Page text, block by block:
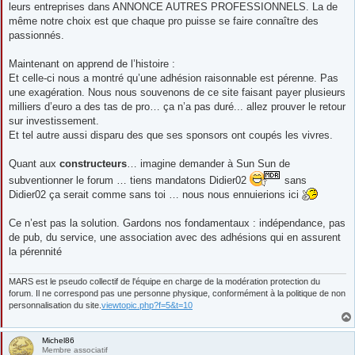
leurs entreprises dans ANNONCE AUTRES PROFESSIONNELS. La de
même notre choix est que chaque pro puisse se faire connaître des
passionnés.
Maintenant on apprend de l’histoire :
Et celle-ci nous a montré qu’une adhésion raisonnable est pérenne. Pas
une exagération. Nous nous souvenons de ce site faisant payer plusieurs
milliers d’euro a des tas de pro… ça n’a pas duré... allez prouver le retour
sur investissement.
Et tel autre aussi disparu des que ses sponsors ont coupés les vivres.
Quant aux constructeurs… imagine demander à Sun Sun de
subventionner le forum … tiens mandatons Didier02
sans
Didier02 ça serait comme sans toi … nous nous ennuierions ici
Ce n’est pas la solution. Gardons nos fondamentaux : indépendance, pas
de pub, du service, une association avec des adhésions qui en assurent
la pérennité
MARS est le pseudo collectif de l'équipe en charge de la modération protection du
forum. Il ne correspond pas une personne physique, conformément à la politique de non
personnalisation du site. viewtopic.php?f=5&t=10
Michel86
Membre associatif